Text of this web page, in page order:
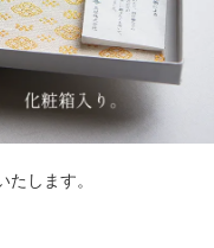
します。